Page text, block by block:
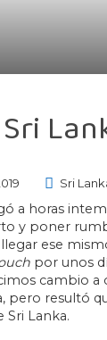
Sri
a horas
y poner
ese
por unos
cambio a
pero resultó
Sri Lanka.